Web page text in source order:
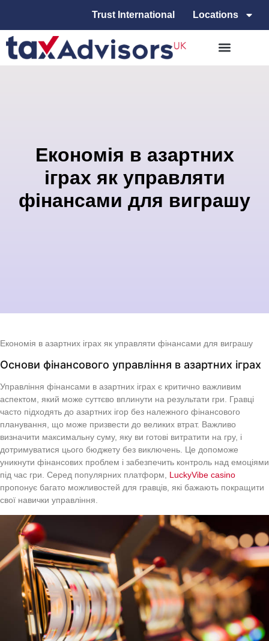
Trust International Locations
Економія в азартних
іграх як управляти
фінансами для виграшу
Економія в азартних іграх як управляти фінансами для виграшу
Основи фінансового управління в азартних іграх
Управління фінансами в азартних іграх є критично важливим
аспектом, який може суттєво вплинути на результати гри. Гравці
часто підходять до азартних ігор без належного фінансового
планування, що може призвести до великих втрат. Важливо
визначити максимальну суму, яку ви готові витратити на гру, і
дотримуватися цього бюджету без виключень. Це допоможе
уникнути фінансових проблем і забезпечить контроль над емоціями
під час гри. Серед популярних платформ, LuckyVibe casino
пропонує багато можливостей для гравців, які бажають покращити
свої навички управління.